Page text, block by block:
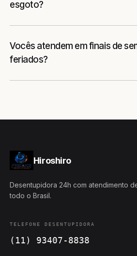
esgoto?
Vocês atendem em finais de
feriados?
Hiroshiro
Desentupidora 24h com atendimento
todo o Brasil.
TELEFONE DESENTUPIDORA
(11) 93407-8838